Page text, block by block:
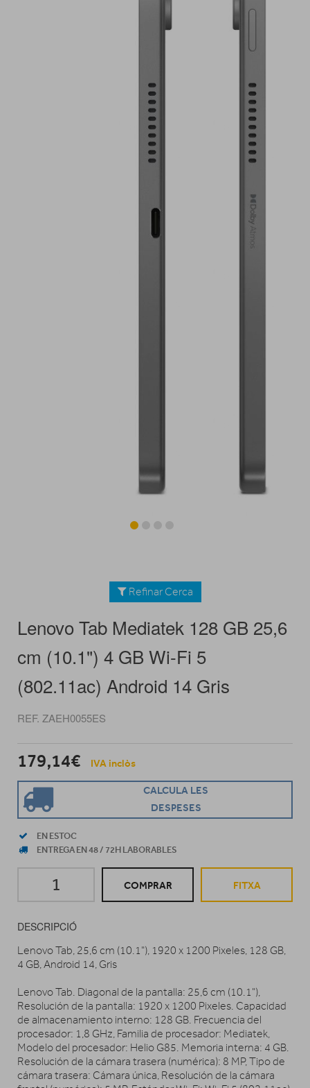
Refinar Cerca
Lenovo Tab Mediatek 128 GB 25,6
cm (10.1") 4 GB Wi-Fi 5
(802.11ac) Android 14 Gris
REF. ZAEH0055ES
179,14€ IVA inclòs
CALCULA LES
DESPESES
EN ESTOC
ENTREGA EN 48 / 72H LABORABLES
COMPRAR FITXA
DESCRIPCIÓ
Lenovo Tab, 25,6 cm (10.1"), 1920 x 1200 Pixeles, 128 GB,
4 GB, Android 14, Gris
Lenovo Tab. Diagonal de la pantalla: 25,6 cm (10.1"),
Resolución de la pantalla: 1920 x 1200 Pixeles. Capacidad
de almacenamiento interno: 128 GB. Frecuencia del
procesador: 1,8 GHz, Familia de procesador: Mediatek,
Modelo del procesador: Helio G85. Memoria interna: 4 GB.
Resolución de la cámara trasera (numérica): 8 MP, Tipo de
cámara trasera: Cámara única, Resolución de la cámara